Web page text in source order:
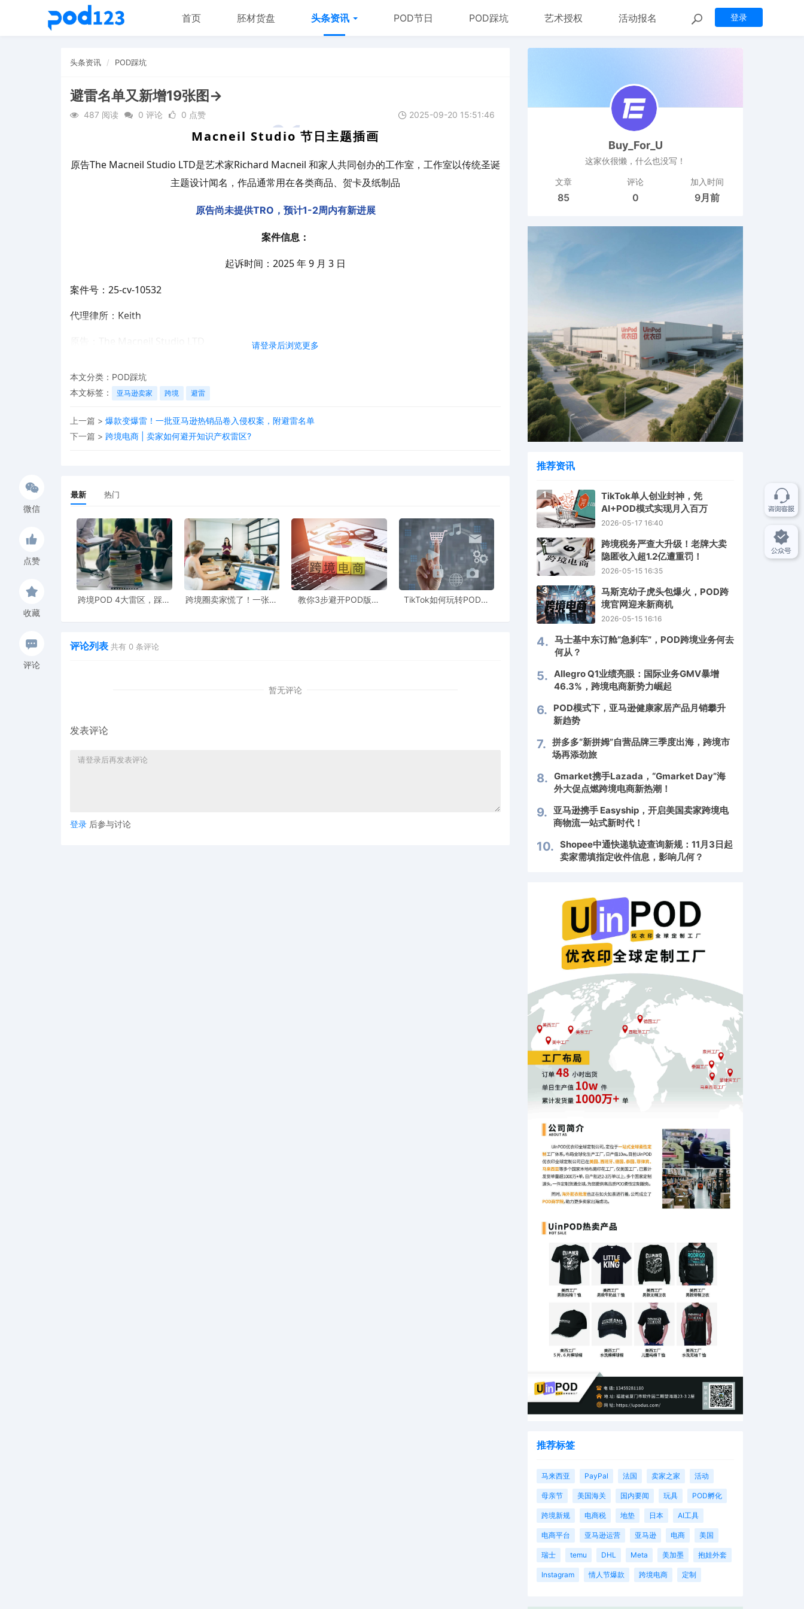
登录
首页 胚材货盘 头条资讯 POD节日 POD踩坑 艺术授权 活动报名
头条资讯 POD踩坑
避雷名单又新增19张图→
487 阅读 0 评论 0 点赞 2025-09-20 15:51:46
请登录后浏览更多
01
Macneil Studio 节日主题插画
原告The Macneil Studio LTD是艺术家Richard Macneil 和家人共同创办的工作室，工作室以传统圣诞
主题设计闻名，作品通常用在各类商品、贺卡及纸制品
原告尚未提供TRO，预计1-2周内有新进展
案件信息：
起诉时间： 2025 年 9 月 3 日
案件号 ： 25-cv-10532
代理律所： Keith
涉案版权
微信
点赞
收藏
评论
本文分类： POD踩坑
本文标签：
亚马逊卖家 跨境 避雷
上一篇 > 爆款变爆雷！一批亚马逊热销品卷入侵权案，附避雷名单
下一篇 > 跨境电商 | 卖家如何避开知识产权雷区?
最新 热门
跨境POD 4大雷区，踩中
跨境圈卖家慌了！一张图
教你3步避开POD版权
TikTok如何玩转POD模
评论列表 共有 0 条评论
暂无评论
发表评论
登录 后参与讨论
Buy_For_U
这家伙很懒，什么也没写！
文章
85
评论
0
加入时间
9月前
推荐资讯
1
TikTok单人创业封神，凭
AI+POD模式实现月入百万
2026-05-17 16:40
2
跨境税务严查大升级！老牌大卖
隐匿收入超1.2亿遭重罚！
2026-05-15 16:35
3
马斯克幼子虎头包爆火，POD跨
境官网迎来新商机
2026-05-15 16:16
4. 马士基中东订舱“急刹车”，POD跨境业务何去
何从？
5. Allegro Q1业绩亮眼：国际业务GMV暴增
46.3%，跨境电商新势力崛起
6.
POD模式下，亚马逊健康家居产品月销攀升
新趋势
7. 拼多多“新拼姆”自营品牌三季度出海，跨境市
场再添劲旅
8. Gmarket携手Lazada，“Gmarket Day”海
外大促点燃跨境电商新热潮！
9. 亚马逊携手 Easyship，开启美国卖家跨境电
商物流一站式新时代！
10. Shopee中通快递轨迹查询新规：11月3日起
卖家需填指定收件信息，影响几何？
推荐标签
马来西亚 PayPal 法国 卖家之家 活动
母亲节 美国海关 国内要闻 玩具 POD孵化
跨境新规 电商税 地垫 日本 AI工具
电商平台 亚马逊运营 亚马逊 电商 美国
瑞士 temu DHL Meta 美加墨 抱娃外套
Instagram 情人节爆款 跨境电商 定制